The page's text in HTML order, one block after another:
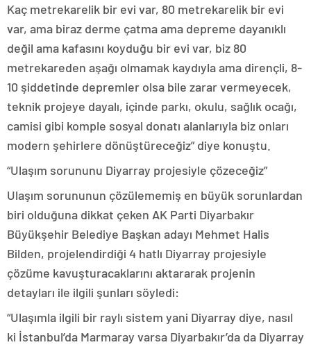
Kaç metrekarelik bir evi var, 80 metrekarelik bir evi
var, ama biraz derme çatma ama depreme dayanıklı
değil ama kafasını koyduğu bir evi var, biz 80
metrekareden aşağı olmamak kaydıyla ama dirençli, 8-
10 şiddetinde depremler olsa bile zarar vermeyecek,
teknik projeye dayalı, içinde parkı, okulu, sağlık ocağı,
camisi gibi komple sosyal donatı alanlarıyla biz onları
modern şehirlere dönüştüreceğiz” diye konuştu.
“Ulaşım sorununu Diyarray projesiyle çözeceğiz”
Ulaşım sorununun çözülememiş en büyük sorunlardan
biri olduğuna dikkat çeken AK Parti Diyarbakır
Büyükşehir Belediye Başkan adayı Mehmet Halis
Bilden, projelendirdiği 4 hatlı Diyarray projesiyle
çözüme kavuşturacaklarını aktararak projenin
detayları ile ilgili şunları söyledi:
“Ulaşımla ilgili bir raylı sistem yani Diyarray diye, nasıl
ki İstanbul’da Marmaray varsa Diyarbakır’da da Diyarray